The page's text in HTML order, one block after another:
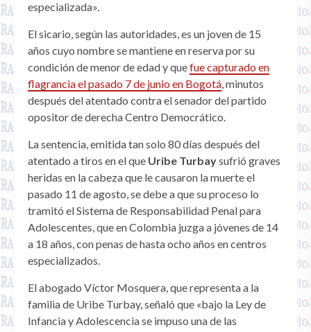
especializada».
El sicario, según las autoridades, es un joven de 15
años cuyo nombre se mantiene en reserva por su
condición de menor de edad y quefue capturado en
flagrancia el pasado 7 de junio en Bogotá, minutos
después del atentado contra el senador del partido
opositor de derecha Centro Democrático.
La sentencia, emitida tan solo 80 días después del
atentado a tiros en el que Uribe Turbaysufrió graves
heridas en la cabeza que le causaron la muerte el
pasado 11 de agosto, se debe a que su proceso lo
tramitó el Sistema de Responsabilidad Penal para
Adolescentes, que en Colombia juzga a jóvenes de 14
a 18 años, con penas de hasta ocho años en centros
especializados.
El abogado Víctor Mosquera, que representa a la
familia de Uribe Turbay, señaló que «bajo la Ley de
Infancia y Adolescencia se impuso una de las